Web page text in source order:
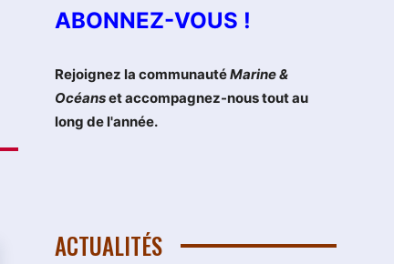
ABONNEZ-VOUS !
Rejoignez la communautéMarine &
Océanset accompagnez-nous tout au
long de l'année.
ACTUALITÉS